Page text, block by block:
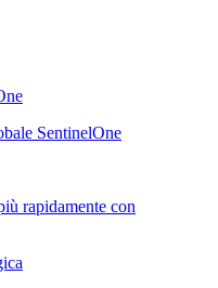
SentinelOne
rapidamente con